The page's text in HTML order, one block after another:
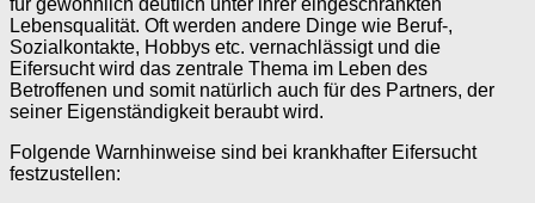
für gewöhnlich deutlich unter ihrer eingeschränkten
Lebensqualität. Oft werden andere Dinge wie Beruf-,
Sozialkontakte, Hobbys etc. vernachlässigt und die
Eifersucht wird das zentrale Thema im Leben des
Betroffenen und somit natürlich auch für des Partners, der
seiner Eigenständigkeit beraubt wird.
Folgende Warnhinweise sind bei krankhafter Eifersucht
festzustellen: